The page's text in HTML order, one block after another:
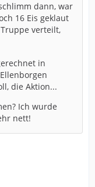
dann, war
16 Eis geklaut
verteilt,
in
die Aktion...
Ich wurde
nett!